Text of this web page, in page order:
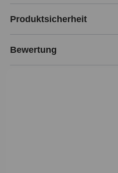
Produktsicherheit
Bewertung